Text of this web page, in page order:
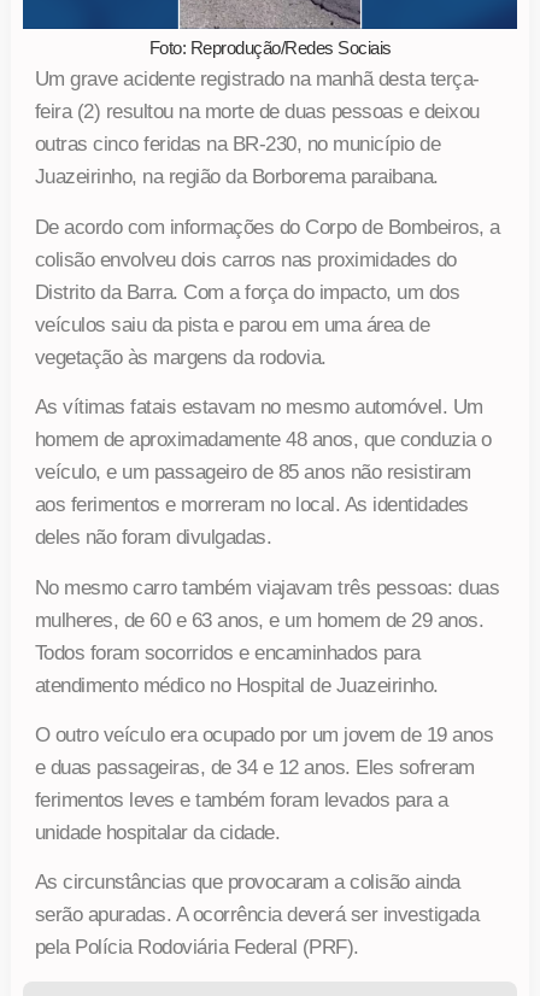
Foto: Reprodução/Redes Sociais
Um grave acidente registrado na manhã desta terça-
feira (2) resultou na morte de duas pessoas e deixou
outras cinco feridas na BR-230, no município de
Juazeirinho, na região da Borborema paraibana.
De acordo com informações do Corpo de Bombeiros, a
colisão envolveu dois carros nas proximidades do
Distrito da Barra. Com a força do impacto, um dos
veículos saiu da pista e parou em uma área de
vegetação às margens da rodovia.
As vítimas fatais estavam no mesmo automóvel. Um
homem de aproximadamente 48 anos, que conduzia o
veículo, e um passageiro de 85 anos não resistiram
aos ferimentos e morreram no local. As identidades
deles não foram divulgadas.
No mesmo carro também viajavam três pessoas: duas
mulheres, de 60 e 63 anos, e um homem de 29 anos.
Todos foram socorridos e encaminhados para
atendimento médico no Hospital de Juazeirinho.
O outro veículo era ocupado por um jovem de 19 anos
e duas passageiras, de 34 e 12 anos. Eles sofreram
ferimentos leves e também foram levados para a
unidade hospitalar da cidade.
As circunstâncias que provocaram a colisão ainda
serão apuradas. A ocorrência deverá ser investigada
pela Polícia Rodoviária Federal (PRF).